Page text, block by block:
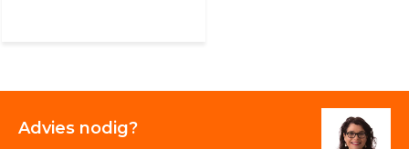
Advies nodig?